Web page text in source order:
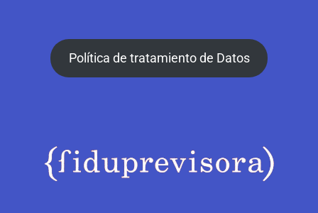
Política de tratamiento de Datos